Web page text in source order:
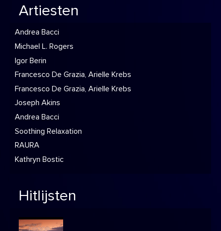
Artiesten
Andrea Bacci
Michael L. Rogers
Igor Berin
Francesco De Grazia, Arielle Krebs
Francesco De Grazia, Arielle Krebs
Joseph Akins
Andrea Bacci
Soothing Relaxation
RAURA
Kathryn Bostic
Hitlijsten